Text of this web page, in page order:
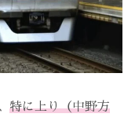
特に上り（中野方